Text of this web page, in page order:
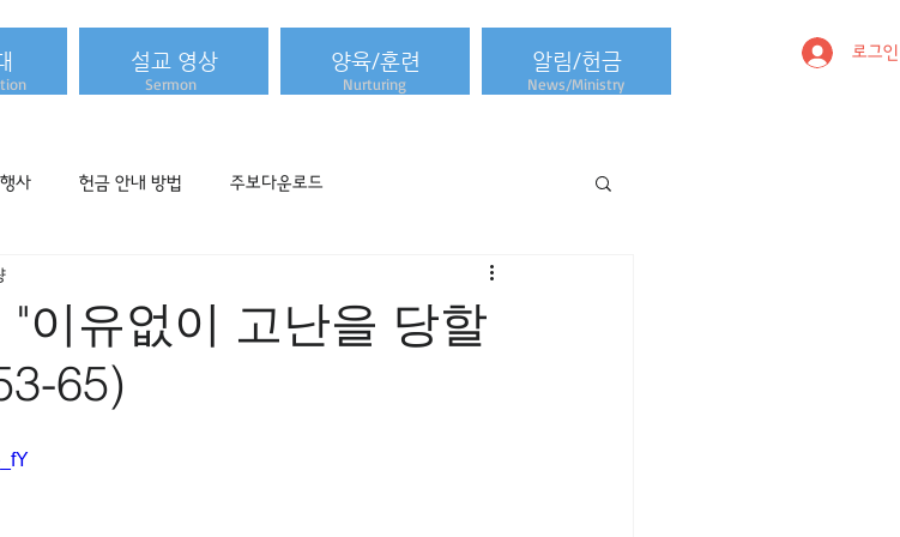
설교 영상 양육/훈련 알림/헌금
Sermon Nurturing News/Ministry
로그인
사 헌금 안내 방법 주보다운로드
이유없이 고난을 당할
65)